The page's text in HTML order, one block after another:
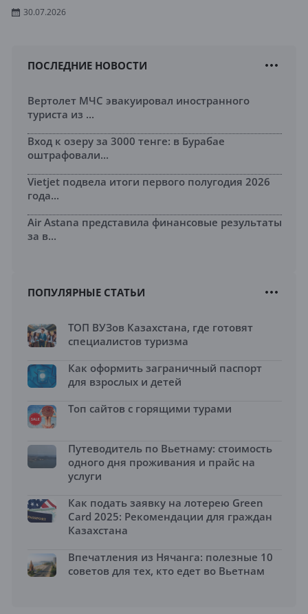
30.07.2026
ПОСЛЕДНИЕ НОВОСТИ
Вертолет МЧС эвакуировал иностранного
туриста из ...
Вход к озеру за 3000 тенге: в Бурабае
оштрафовали...
Vietjet подвела итоги первого полугодия 2026
года...
Air Astana представила финансовые результаты
за в...
ПОПУЛЯРНЫЕ СТАТЬИ
ТОП ВУЗов Казахстана, где готовят
специалистов туризма
Как оформить заграничный паспорт
для взрослых и детей
Топ сайтов с горящими турами
Путеводитель по Вьетнаму: стоимость
одного дня проживания и прайс на
услуги
Как подать заявку на лотерею Green
Card 2025: Рекомендации для граждан
Казахстана
Впечатления из Нячанга: полезные 10
советов для тех, кто едет во Вьетнам